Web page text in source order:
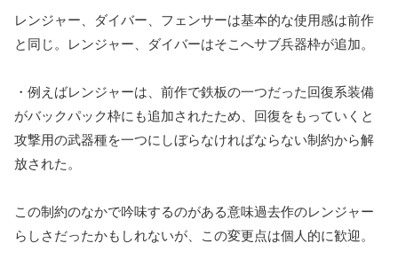
レンジャー、ダイバー、フェンサーは基本的な使用感は前作
と同じ。レンジャー、ダイバーはそこへサブ兵器枠が追加。
・例えばレンジャーは、前作で鉄板の一つだった回復系装備
がバックパック枠にも追加されたため、回復をもっていくと
攻撃用の武器種を一つにしぼらなければならない制約から解
放された。
この制約のなかで吟味するのがある意味過去作のレンジャー
らしさだったかもしれないが、この変更点は個人的に歓迎。